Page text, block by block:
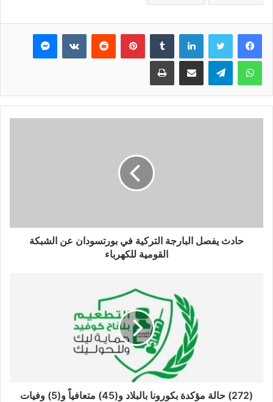
فيسبوك تويتر لينكدإن بينتيريست ماسنجر
واتساب تيلقرام مشاركة عبر البريد طباعة
حادث يفصل البارجة التركية في بورتسودان عن الشبكة
القومية للكهرباء
(272) حالة مؤكدة بكورونا بالبلاد و(45) متعافياً و(5) وفيات